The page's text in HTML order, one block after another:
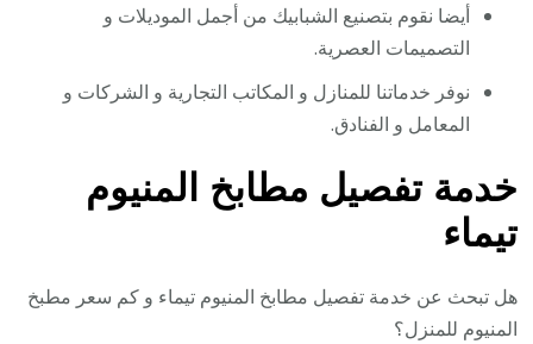
أيضا نقوم بتصنيع الشبابيك من أجمل الموديلات و
التصميمات العصرية.
نوفر خدماتنا للمنازل و المكاتب التجارية و الشركات و
المعامل و الفنادق.
خدمة تفصيل مطابخ المنيوم
تيماء
هل تبحث عن خدمة تفصيل مطابخ المنيوم تيماء و كم سعر مطبخ
المنيوم للمنزل؟